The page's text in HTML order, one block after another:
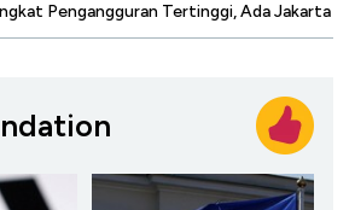
Pengangguran Tertinggi, Ada Jakarta